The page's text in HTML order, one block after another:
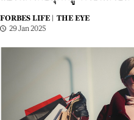
FORBES LIFE |
THE EYE
29 Jan 2025